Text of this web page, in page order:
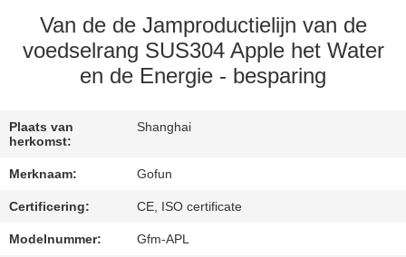
ONGEVEER
ONS
CONTACTEER
ONS
Van de de Jamproductielijn van de
voedselrang SUS304 Apple het Water
en de Energie - besparing
Plaats van
herkomst:
Shanghai
Merknaam: Gofun
Certificering: CE, ISO certificate
Modelnummer: Gfm-APL